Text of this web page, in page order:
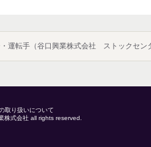
・運転手（谷口興業株式会社 ストックセン
取り扱いについて
株式会社 all rights reserved.